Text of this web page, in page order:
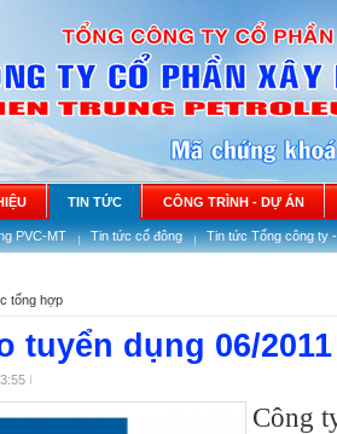
TIN TỨC CÔNG TRÌNH - DỰ ÁN
PVC-MT Tin tức cổ đông Tin tức Tổng công ty
tổng hợp
tuyển dụng 06/2011
Công